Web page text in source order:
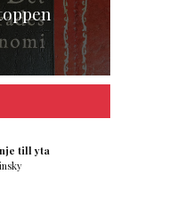
till yta